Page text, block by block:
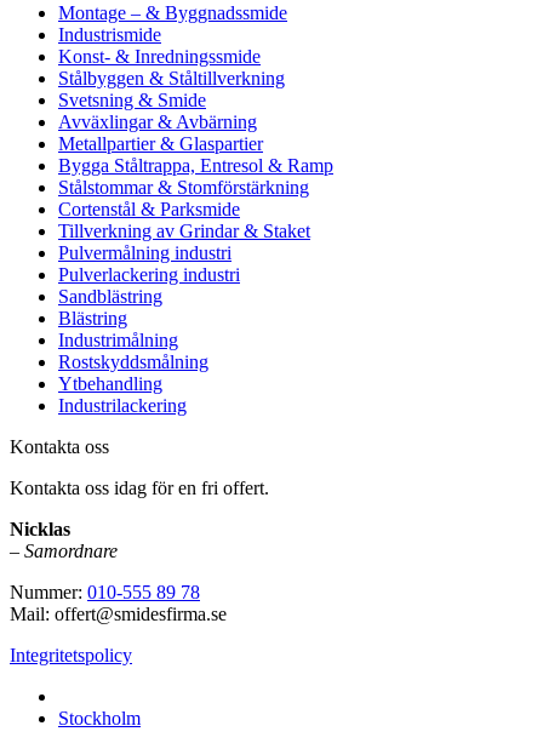
Montage – & Byggnadssmide
Industrismide
Konst- & Inredningssmide
Stålbyggen & Ståltillverkning
Svetsning & Smide
Avväxlingar & Avbärning
Metallpartier & Glaspartier
Bygga Ståltrappa, Entresol & Ramp
Stålstommar & Stomförstärkning
Cortenstål & Parksmide
Tillverkning av Grindar & Staket
Pulvermålning industri
Pulverlackering industri
Sandblästring
Blästring
Industrimålning
Rostskyddsmålning
Ytbehandling
Industrilackering
Kontakta oss
Kontakta oss idag för en fri offert.
Nicklas
– Samordnare
Nummer: 010-555 89 78
Mail: offert@smidesfirma.se
Integritetspolicy
Stockholm